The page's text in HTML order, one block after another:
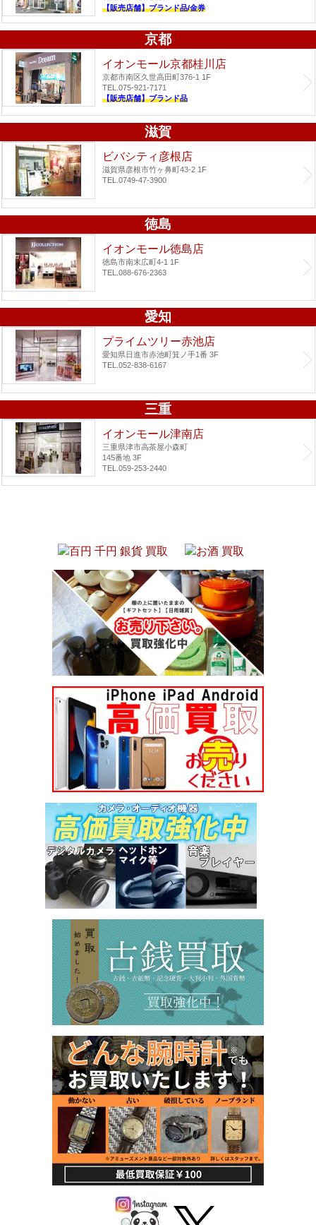
【販売店舗】ブランド品/金券
京都
イオンモール京都桂川店
京都市南区久世高田町376-1 1F
TEL.075-921-7171
【販売店舗】ブランド品
滋賀
ビバシティ彦根店
滋賀県彦根市竹ヶ鼻町43-2 1F
TEL.0749-47-3900
徳島
イオンモール徳島店
徳島市南末広町4-1 1F
TEL.088-676-2363
愛知
プライムツリー赤池店
愛知県日進市赤池町箕ノ手1番 3F
TEL.052-838-6167
三重
イオンモール津南店
三重県津市高茶屋小森町
145番地 3F
TEL.059-253-2440